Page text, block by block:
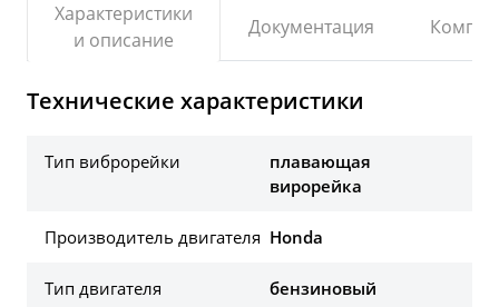
Характеристики
и описание
Документация
Технические характеристики
Тип виброрейки
плавающая
вирорейка
Производитель двигателя Honda
Тип двигателя бензиновый